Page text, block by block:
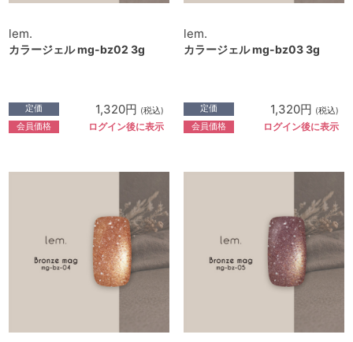
lem.
カラージェル mg-bz02 3g
定価 1,320円 (税込)
会員価格 ログイン後に表示
lem.
カラージェル mg-bz03 3g
定価 1,320円 (税込)
会員価格 ログイン後に表示